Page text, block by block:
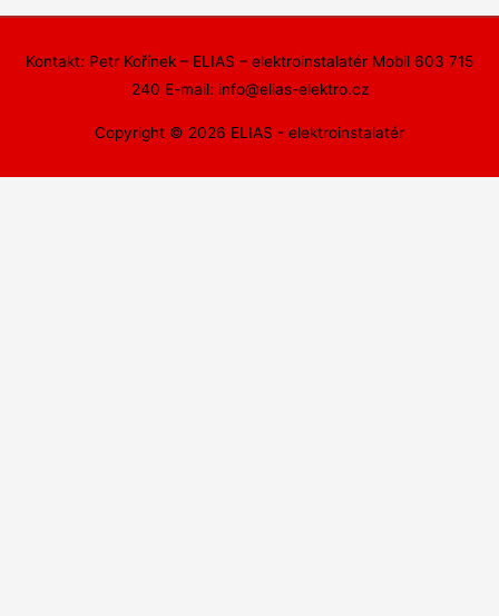
Kontakt: Petr Kořínek – ELIAS – elektroinstalatér Mobil 603 715
240 E-mail: info@elias-elektro.cz
Copyright © 2026 ELIAS - elektroinstalatér